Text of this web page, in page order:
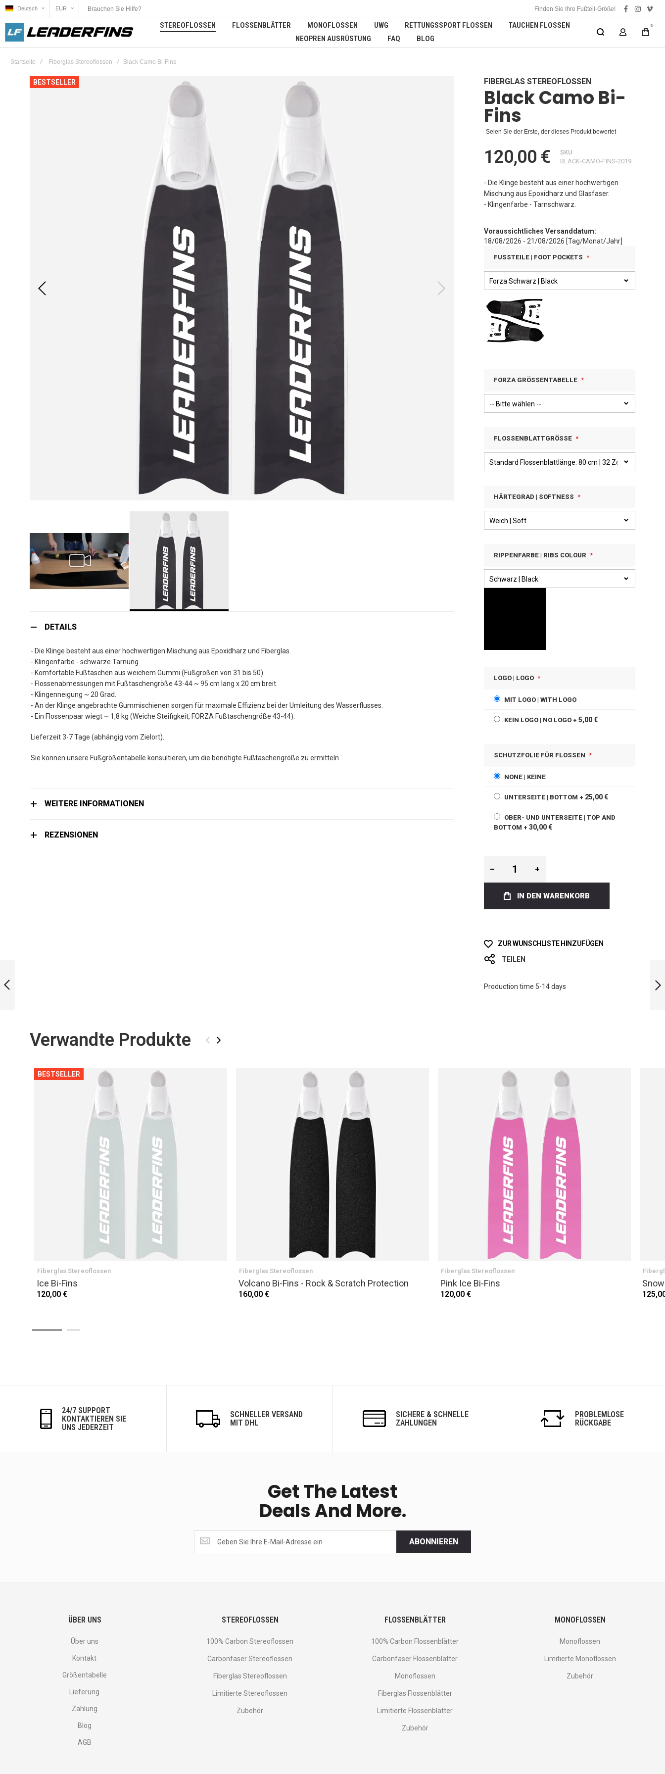
Deutsch EUR Brauchen Sie Hilfe? Finden Sie Ihre Fußteil-Größe!
facebook
STEREOFLOSSEN FLOSSENBLÄTTER MONOFLOSSEN UWG RETTUNGSSPORT FLOSSEN
TAUCHEN FLOSSEN
NEOPREN AUSRÜSTUNG
FAQ BLOG MEIN
0
Startseite Fiberglas Stereoflossen Black Camo Bi-Fins
Zum
Ende
Anfang
springen
BESTSELLER
DETAILS
- Die Klinge besteht aus einer hochwertigen Mischung aus Epoxidharz und Fiberglas.
- Klingenfarbe - schwarze Tarnung.
- Komfortable Fußtaschen aus weichem Gummi (Fußgrößen von 31 bis 50).
- Flossenabmessungen mit Fußtaschengröße 43-44 ~ 95 cm lang x 20 cm breit.
- Klingenneigung ~ 20 Grad.
- An der Klinge angebrachte Gummischienen sorgen für maximale Effizienz bei der Umleitung des Wasserflusses.
- Ein Flossenpaar wiegt ~ 1,8 kg (Weiche Steifigkeit, FORZA Fußtaschengröße 43-44).
Lieferzeit 3-7 Tage (abhängig vom Zielort).
Sie können unsere Fußgrößentabelle konsultieren, um die benötigte Fußtaschengröße zu ermitteln.
WEITERE INFORMATIONEN
REZENSIONEN
FIBERGLAS STEREOFLOSSEN
Black Camo Bi-
Fins
Seien Sie der Erste, der dieses Produkt bewertet
120,00 €
SKU
BLACK-CAMO-FINS-2019
- Die Klinge besteht aus einer hochwertigen
Mischung aus Epoxidharz und Glasfaser.
- Klingenfarbe - Tarnschwarz.
Voraussichtliches Versanddatum:
18/08/2026 - 21/08/2026 [Tag/Monat/Jahr]
FUSSTEILE | FOOT POCKETS
FORZA GRÖSSENTABELLE
FLOSSENBLATTGRÖSSE
HÄRTEGRAD | SOFTNESS
RIPPENFARBE | RIBS COLOUR
LOGO | LOGO
MIT LOGO | WITH LOGO
KEIN LOGO | NO LOGO + 5,00 €
SCHUTZFOLIE FÜR FLOSSEN
NONE | KEINE
UNTERSEITE | BOTTOM + 25,00 €
OBER- UND UNTERSEITE | TOP AND
BOTTOM + 30,00 €
IN DEN WARENKORB
ZUR WUNSCHLISTE HINZUFÜGEN
TEILEN
Production time 5-14 days
Verwandte Produkte ‹ ›
BESTSELLER
Fiberglas Stereoflossen
Ice Bi-Fins
120,00 €
Fiberglas Stereoflossen
Volcano Bi-Fins - Rock & Scratch Protection
160,00 €
Fiberglas Stereoflossen
Pink Ice Bi-Fins
120,00 €
24/7 SUPPORT
KONTAKTIEREN SIE
UNS JEDERZEIT
SCHNELLER VERSAND
MIT DHL
SICHERE & SCHNELLE
ZAHLUNGEN
PROBLEMLOSE
RÜCKGABE
Get The Latest
Deals And More.
the
latest
ABONNIEREN
ÜBER UNS
Über uns
Kontakt
Größentabelle
Lieferung
Zahlung
Blog
AGB
STEREOFLOSSEN
100% Carbon Stereoflossen
Carbonfaser Stereoflossen
Fiberglas Stereoflossen
Limitierte Stereoflossen
Zubehör
FLOSSENBLÄTTER
100% Carbon Flossenblätter
Carbonfaser Flossenblätter
Monoflossen
Fiberglas Flossenblätter
Limitierte Flossenblätter
Zubehör
MONOFLOSSEN
Monoflossen
Limitierte Monoflossen
Zubehör